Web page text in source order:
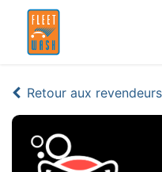
Retour aux revendeurs